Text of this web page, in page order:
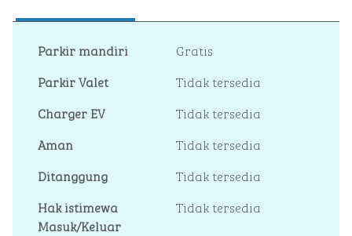
Parkir mandiri
Gratis
Parkir Valet
Tidak tersedia
Charger EV
Tidak tersedia
Aman
Tidak tersedia
Ditanggung
Tidak tersedia
Hak istimewa
Masuk/Keluar
Tidak tersedia